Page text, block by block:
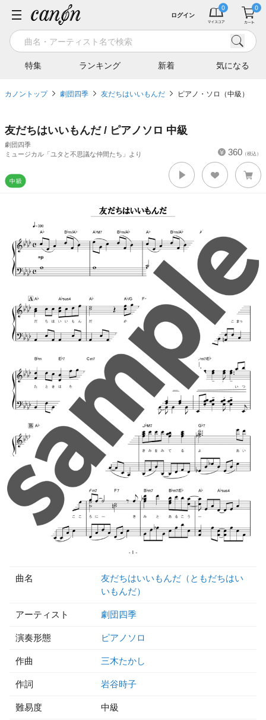
特集 ランキング 新着 気になる
ログイン
カノントップ 劇団四季 友だちはいいもんだ ピアノ・ソロ（中級）
友だちはいいもんだ / ピアノソロ 中級
劇団四季
ミュージカル「ユタと不思議な仲間たち」より
360 （税込）
曲名
友だちはいいもんだ（ともだちはい
いもんだ）
アーティスト 劇団四季
演奏形態 ピアノソロ
作曲 三木たかし
作詞 岩谷時子
難易度 中級